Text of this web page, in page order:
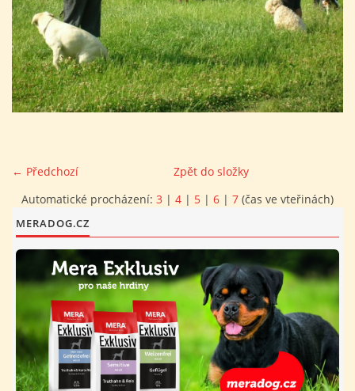
KONTAKTY KK
FOTOALBUM
PROVOZNÍ ŘÁD
O NÁS - HISTORIE A SOUČASNOST
AVZO TSČ ČR CHRUDIM P.S.
VÝBOR KK
← Předchozí
Zpět do složky
Automatické procházení: 3 | 4 | 5 | 6 | 7 (čas ve vteřinách)
MERADOG.CZ